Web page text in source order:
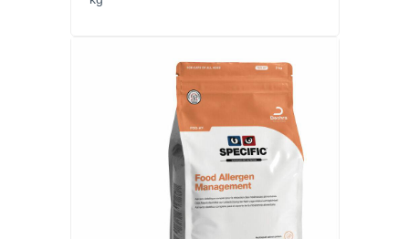
0.85%, hondroitīna sulfāts 100 mg/kg.
Uzturfizioloģiskās piedevas: Vitamīns A, D3, E, C,
dzelzs, jods, varš, mangāns, cinks, selēns, dabīgie
antioksidanti (tokoferoli, rozmarīna ekstrakts un C
Lietošanas norādījumi
Dienas deva jāpielāgo atbilstoši kaķa svaram,